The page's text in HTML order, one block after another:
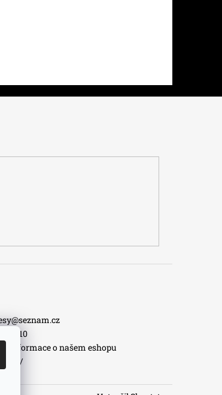
@seznam.cz
informace o našem eshopu